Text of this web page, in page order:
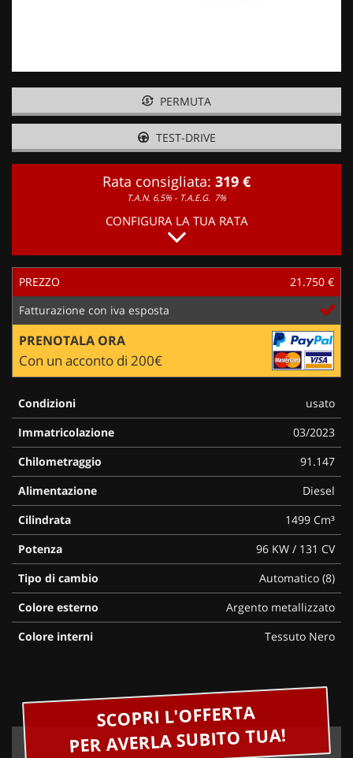
PERMUTA
TEST-DRIVE
Rata consigliata: 319 €
T.A.N. 6,5% - T.A.E.G. 7%
CONFIGURA LA TUA RATA
PREZZO
21.750 €
Fatturazione con iva esposta
PRENOTALA ORA
Con un acconto di 200€
Condizioni
usato
Immatricolazione
03/2023
Chilometraggio
91.147
Alimentazione
Diesel
Cilindrata
1499 Cm³
Potenza
96 KW / 131 CV
Tipo di cambio
Automatico (8)
Colore esterno
Argento metallizzato
Colore interni
Tessuto Nero
SCOPRI L'OFFERTA
PER AVERLA SUBITO TUA!